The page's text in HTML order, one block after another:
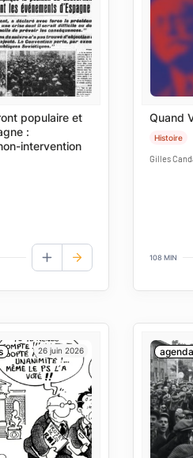
populaire et
:
intervention
AJOUTER AUX FAVORIS
Quand
Histoire
Gilles
108 MIN
26 juin 2026 agenda